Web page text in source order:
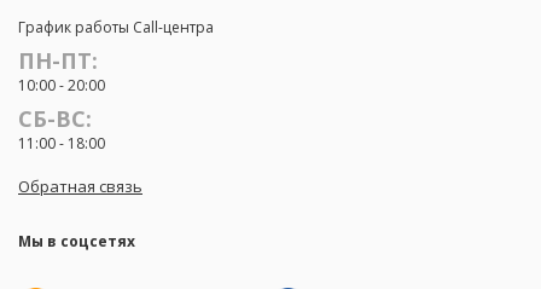
График работы Call-центра
ПН-ПТ:
10:00 - 20:00
СБ-ВС:
11:00 - 18:00
Обратная связь
Мы в соцсетях